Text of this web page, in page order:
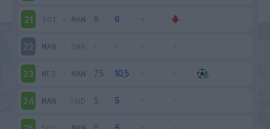
21 TOT - MAN
22 MAN - SWA
23 WES - MAN
24 MAN - HUD